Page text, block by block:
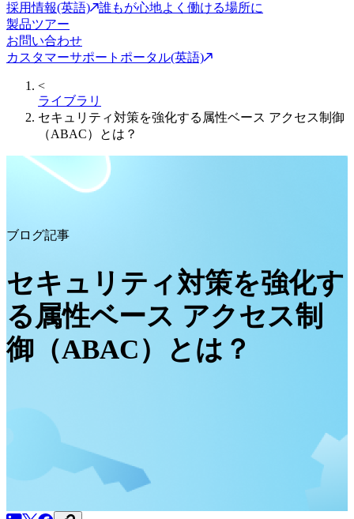
採用情報(英語)
誰もが心地よく働ける場所に
製品ツアー
お問い合わせ
カスタマーサポートポータル(英語)
<
ライブラリ
セキュリティ対策を強化する属性ベース アクセス制御
（ABAC）とは？
ブログ記事
セキュリティ対策を強化す
る属性ベース アクセス制
御（ABAC）とは？